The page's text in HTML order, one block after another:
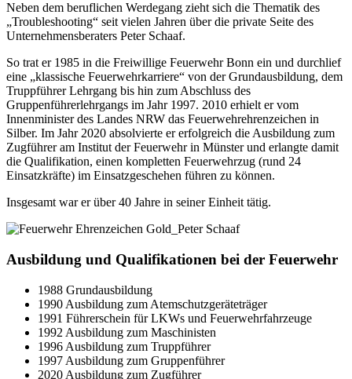
Neben dem beruflichen Werdegang zieht sich die Thematik des
„Troubleshooting“ seit vielen Jahren über die private Seite des
Unternehmensberaters Peter Schaaf.
So trat er 1985 in die Freiwillige Feuerwehr Bonn ein und durchlief
eine „klassische Feuerwehrkarriere“ von der Grundausbildung, dem
Truppführer Lehrgang bis hin zum Abschluss des
Gruppenführerlehrgangs im Jahr 1997. 2010 erhielt er vom
Innenminister des Landes NRW das Feuerwehrehrenzeichen in
Silber. Im Jahr 2020 absolvierte er erfolgreich die Ausbildung zum
Zugführer am Institut der Feuerwehr in Münster und erlangte damit
die Qualifikation, einen kompletten Feuerwehrzug (rund 24
Einsatzkräfte) im Einsatzgeschehen führen zu können.
Insgesamt war er über 40 Jahre in seiner Einheit tätig.
Ausbildung und Qualifikationen bei der Feuerwehr
1988 Grundausbildung
1990 Ausbildung zum Atemschutzgeräteträger
1991 Führerschein für LKWs und Feuerwehrfahrzeuge
1992 Ausbildung zum Maschinisten
1996 Ausbildung zum Truppführer
1997 Ausbildung zum Gruppenführer
2020 Ausbildung zum Zugführer